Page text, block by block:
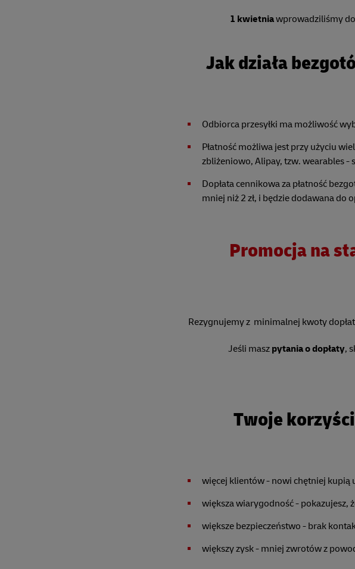
1 kwietniawprowadziliśmy
Jak działa
Odbiorca przesyłki ma możliwość
Płatność możliwa jest przy użyciu
zbliżeniowo, Alipay, tzw. wearables -
Dopłata cennikowa za płatność
mniej niż 2 zł, i będzie dodawana do
Promocja na
Rezygnujemy z minimalnej kwoty
Jeśli masz pytania o dopłaty,
Twoje
więcej klientów - nowi chętniej kupią
większa wiarygodność - pokazujesz,
większe bezpieczeństwo - brak
większy zysk - mniej zwrotów z